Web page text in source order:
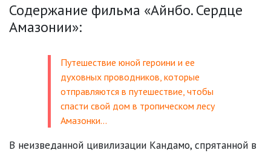
Содержание фильма «Айнбо. Сердце
Амазонии»:
Путешествие юной героини и ее
духовных проводников, которые
отправляются в путешествие, чтобы
спасти свой дом в тропическом лесу
Амазонки…
В неизведанной цивилизации Кандамо, спрятанной в